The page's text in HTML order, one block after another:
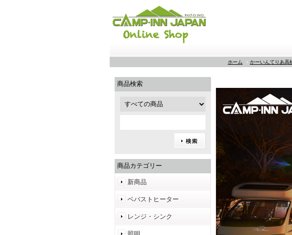
ホーム かーいんてりあ高
商品検索
商品カテゴリー
新商品
ベバストヒーター
レンジ・シンク